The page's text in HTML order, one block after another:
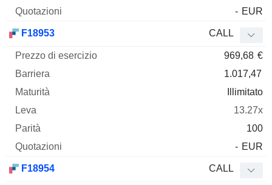
- EUR
F18953 CALL
969,68 €
1.017,47
Illimitato
13.27x
100
- EUR
F18954 CALL